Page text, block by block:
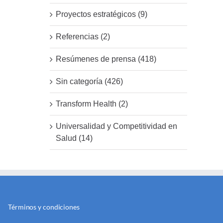
Proyectos estratégicos (9)
Referencias (2)
Resúmenes de prensa (418)
Sin categoría (426)
Transform Health (2)
Universalidad y Competitividad en
Salud (14)
Términos y condiciones